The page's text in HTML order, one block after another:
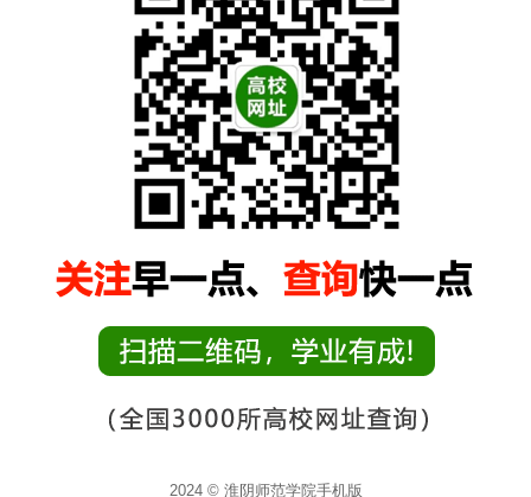
2024 © 淮阴师范学院手机版